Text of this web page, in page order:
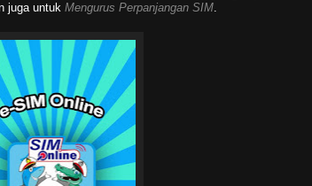
juga untuk Mengurus Perpanjangan SIM.